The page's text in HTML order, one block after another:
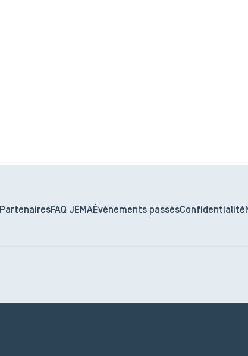
PartenairesFAQ JEMAÉvénements passésConfidentialité